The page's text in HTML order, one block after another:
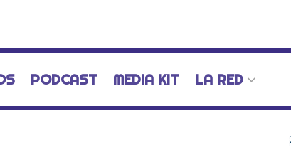
PODCAST MEDIA KIT LA RED